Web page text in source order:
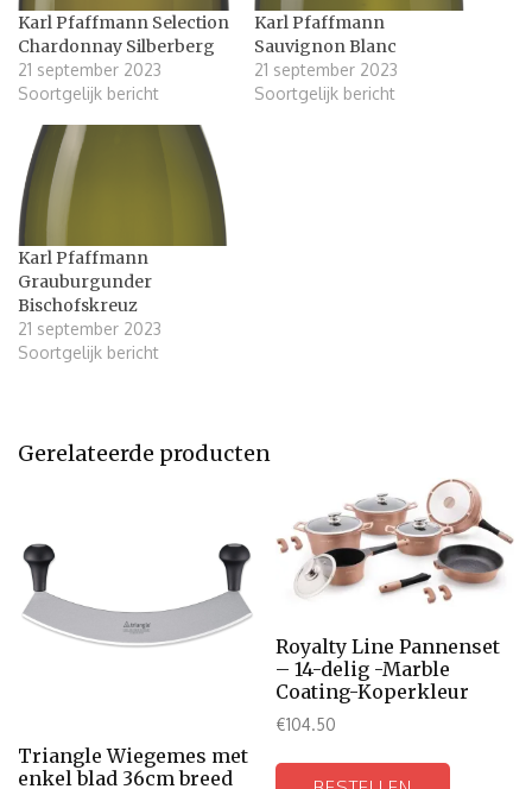
Karl Pfaffmann Selection
Chardonnay Silberberg
21 september 2023
Soortgelijk bericht
Karl Pfaffmann
Sauvignon Blanc
21 september 2023
Soortgelijk bericht
Karl Pfaffmann
Grauburgunder
Bischofskreuz
21 september 2023
Soortgelijk bericht
Gerelateerde producten
Triangle Wiegemes met
enkel blad 36cm breed
Royalty Line Pannenset
– 14-delig -Marble
Coating-Koperkleur
€104.50